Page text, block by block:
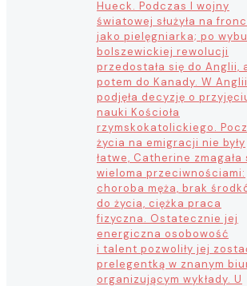
Hueck. Podczas I wojny
światowej służyła na
jako pielęgniarka; po
bolszewickiej rewolucji
przedostała się do Anglii,
potem do Kanady. W Anglii
podjęła decyzję o
nauki Kościoła
rzymskokatolickiego.
życia na emigracji nie były
łatwe, Catherine zmagała
wieloma przeciwnościami:
choroba męża, brak
do życia, ciężka praca
fizyczna. Ostatecznie jej
energiczna osobowość
i talent pozwoliły jej
prelegentką w znanym
organizującym wykłady. U